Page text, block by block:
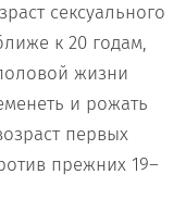
сексуального
к 20 годам,
жизни
и рожать
первых
прежних 19–